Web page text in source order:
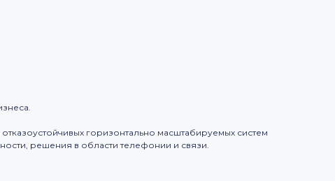
горизонтально масштабируемых систем
решения в области телефонии и связи.